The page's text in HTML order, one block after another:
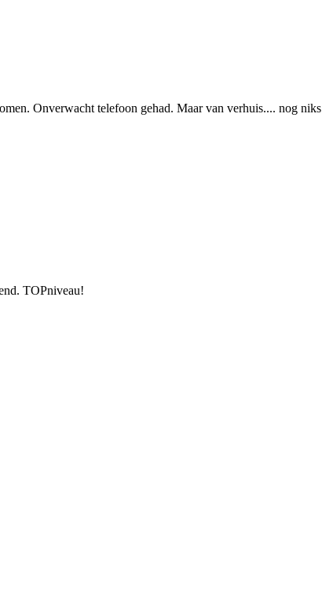
Onverwacht telefoon gehad. Maar van verhuis.... nog niks
TOPniveau!